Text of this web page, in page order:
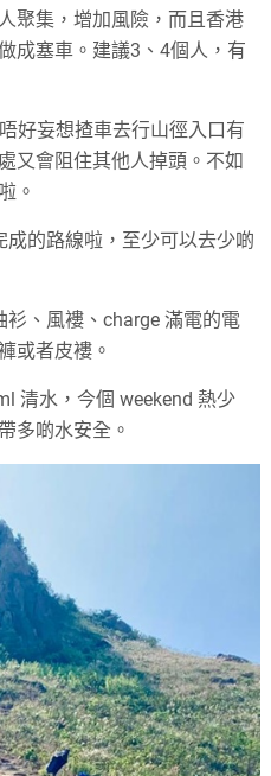
聚集，增加風險，而且香港
成塞車。建議3、4個人，有
好妄想揸車去行山徑入口有
又會阻住其他人掉頭。不如
。
的路線啦，至少可以去少啲
、風褸、charge 滿電的電
或者皮褸。
清水，今個 weekend 熱少
多啲水安全。